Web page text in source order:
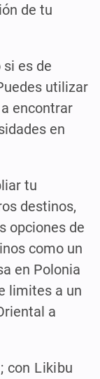
de tu
es de
utilizar
encontrar
en
tu
destinos,
opciones de
como un
en Polonia
limites a un
a
con Likibu